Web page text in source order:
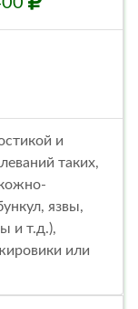
и
таких,
язвы,
и т.д.),
или